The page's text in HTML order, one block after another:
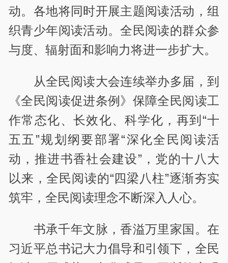
动。各地将同时开展主题阅读活动，组
织青少年阅读活动。全民阅读的群众参
与度、辐射面和影响力将进一步扩大。
从全民阅读大会连续举办多届，到
《全民阅读促进条例》保障全民阅读工
作常态化、长效化、科学化，再到“十
五五”规划纲要部署“深化全民阅读活
动，推进书香社会建设”，党的十八大
以来，全民阅读的“四梁八柱”逐渐夯实
筑牢，全民阅读理念不断深入人心。
书承千年文脉，香溢万里家国。在
习近平总书记大力倡导和引领下，全民